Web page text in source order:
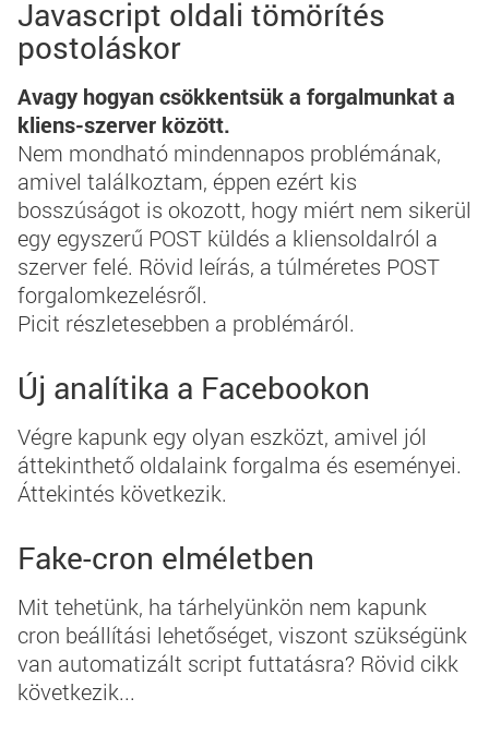
Javascript oldali tömörítés
postoláskor
Avagy hogyan csökkentsük a forgalmunkat a
kliens-szerver között.
Nem mondható mindennapos problémának,
amivel találkoztam, éppen ezért kis
bosszúságot is okozott, hogy miért nem sikerül
egy egyszerű POST küldés a kliensoldalról a
szerver felé. Rövid leírás, a túlméretes POST
forgalomkezelésről.
Picit részletesebben a problémáról.
Új analítika a Facebookon
Végre kapunk egy olyan eszközt, amivel jól
áttekinthető oldalaink forgalma és eseményei.
Áttekintés következik.
Fake-cron elméletben
Mit tehetünk, ha tárhelyünkön nem kapunk
cron beállítási lehetőséget, viszont szükségünk
van automatizált script futtatásra? Rövid cikk
következik...